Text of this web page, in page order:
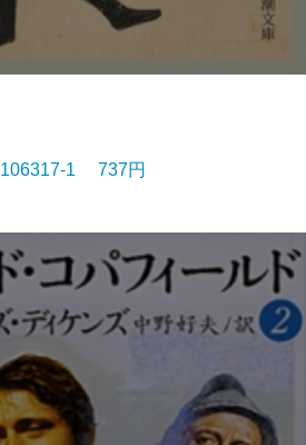
106317-1 737円